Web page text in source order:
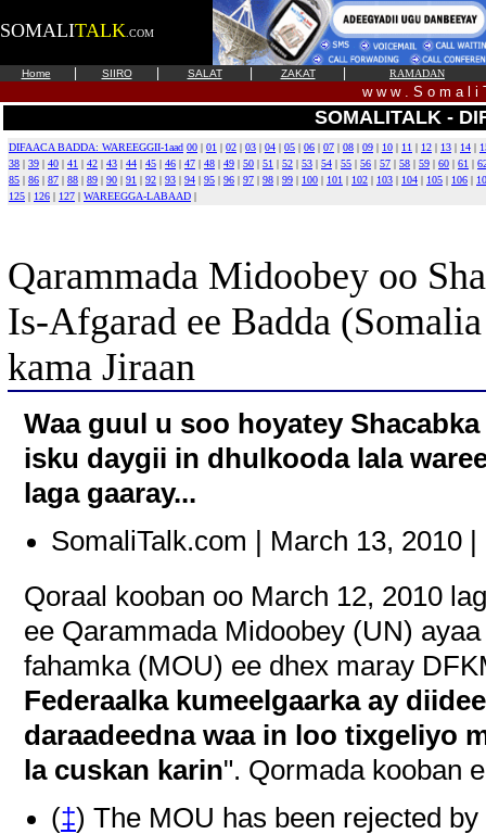
SOMALITALK .COM
Home SIIRO SALAT ZAKAT RAMADAN
w w w . S o m a l i
SOMALITALK -
DIFAACA BADDA: WAREEGGII-1aad 00 | 01 | 02 | 03 | 04 | 05 | 06 | 07 | 08 | 09 | 10 | 11 | 12 | 13 | 14 |
38 | 39 | 40 | 41 | 42 | 43 | 44 | 45 | 46 | 47 | 48 | 49 | 50 | 51 | 52 | 53 | 54 | 55 | 56 | 57 | 58 | 59 | 60 | 61 |
85 | 86 | 87 | 88 | 89 | 90 | 91 | 92 | 93 | 94 | 95 | 96 | 97 | 98 | 99 | 100 | 101 | 102 | 103 | 104 | 105 | 106 |
125 | 126 | 127 | WAREEGGA-LABAAD |
Qarammada Midoobey oo
Is-Afgarad ee Badda
kama Jiraan
Waa guul u soo hoyatey
isku daygii in dhulkooda lala
laga gaaray...
SomaliTalk.com | March 13, 2010 |
Qoraal kooban oo March 12, 2010
ee Qarammada Midoobey (UN)
fahamka (MOU) ee dhex maray
Federaalka kumeelgaarka ay
daraadeedna waa in loo tixgeliyo
la cuskan karin". Qormada kooban
(‡) The MOU has been rejected